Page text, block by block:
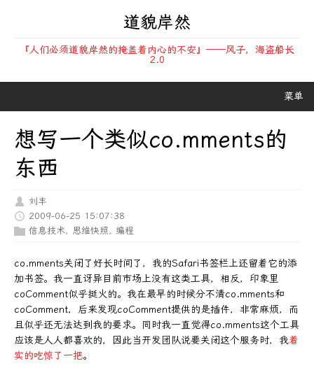
道貌岸然
『人们必须道貌岸然的掩盖着内心的不安』——风子，海盗船长
2.0
菜单
想写一个类似co.mments的
东西
刘丰
2009-06-25 15:07:38
信息技术, 思维快照 , 编程
co.mments关闭了好长时间了，我的Safari书签栏上还留着它的添
加书签。我一直讶异目前市场上没有这类工具，相反，印象里
coComment似乎挺火的。我在最早的时候分不清co.mments和
coComment，后来发现coComment提供的是插件，非常麻烦，而
且似乎还无法达到我的要求。同时我一直觉得co.mments这个工具
应该是人人都喜欢的，因此当开发团队说要关闭这个服务时，我着
实的吃惊了一把。